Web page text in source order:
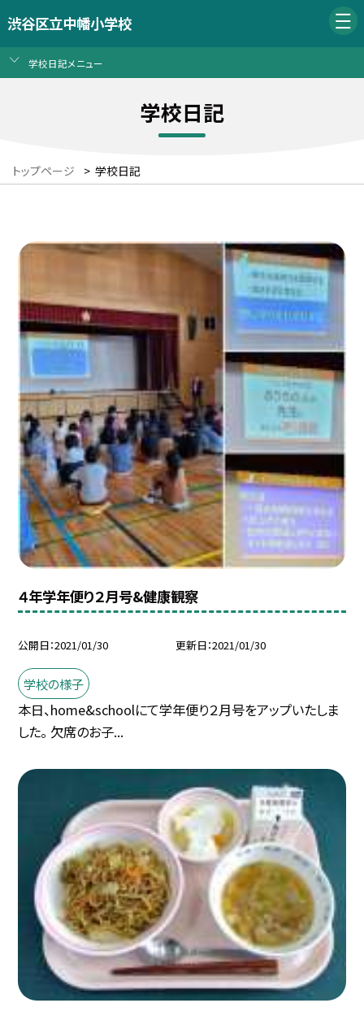
渋谷区立中幡小学校
学校日記メニュー
学校日記
トップページ > 学校日記
４年学年便り２月号&健康観察
公開日 2021/01/30 更新日 2021/01/30
学校の様子
本日、home&schoolにて学年便り２月号をアップいたしま
した。 欠席のお子...